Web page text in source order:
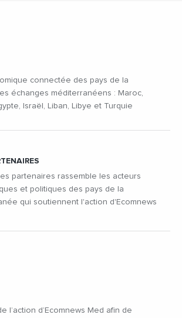
connectée des pays de la
échanges méditerranéens : Maroc,
Israël, Liban, Libye et Turquie
l’action d’Ecomnews Med afin de
partenaires rassemble les acteurs
et politiques des pays de la
qui soutiennent l'action d'Ecomnews